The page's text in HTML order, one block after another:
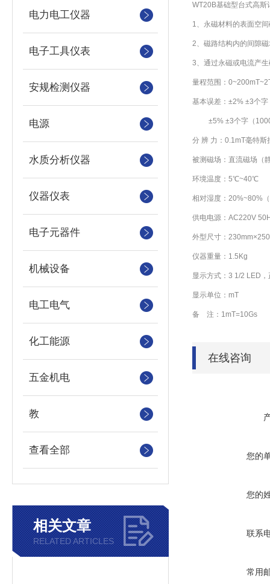
电力电工仪器
电子工具仪表
安规检测仪器
电源
水质分析仪器
仪器仪表
电子元器件
机械设备
电工电气
化工能源
五金机电
教
查看全部
相关文章
RELATED ARTICLES
WT20B基础型台式高斯
1、永磁材料的表面空
2、磁路结构内的间隙
3、通过永磁或电流产
量程范围：
基本误差：±2% ±3个
±5% ±3个字（
分 辨 力：0.1mT毫特
被测磁场：直流磁场（
环境温度：5℃~40℃
相对湿度：20%~80%
供电电源：AC220V
外型尺寸：
仪器重量：1.5Kg
显示方式：3 1/2 LED
显示单位：mT
备 注：1mT=10Gs
在线咨询
您的
您的
联系
常用